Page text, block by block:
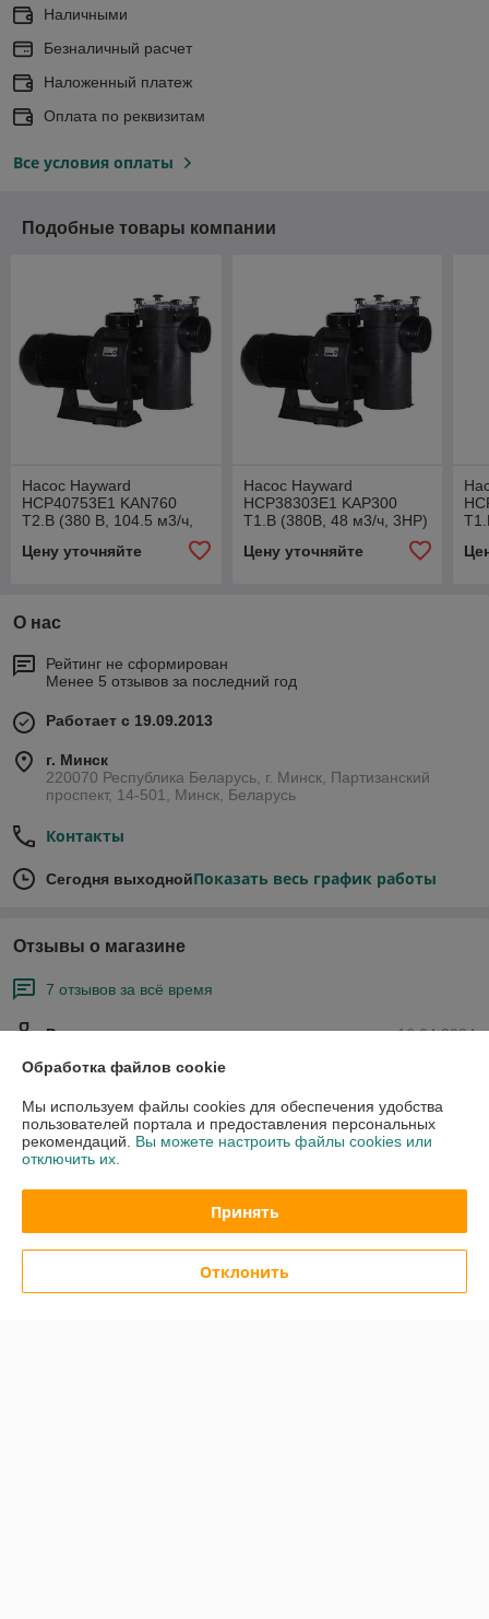
Наличными
Безналичный расчет
Наложенный платеж
Оплата по реквизитам
Все условия оплаты
Подобные товары компании
Насос Hayward
HCP40753E1 KAN760
T2.B (380 В, 104.5 м3/ч,
Цену уточняйте
Насос Hayward
HCP38303E1 KAP300
T1.B (380В, 48 м3/ч, 3HP)
Цену уточняйте
О нас
Рейтинг не сформирован
Менее 5 отзывов за последний год
Работает с 19.09.2013
г. Минск
220070 Республика Беларусь, г. Минск, Партизанский
проспект, 14-501, Минск, Беларусь
Контакты
Сегодня выходнойПоказать весь график работы
Отзывы о магазине
7 отзывов за всё время
16.04.2024
Роман
Очень плохо
16.04.2024
Роман
Сделка подтверждена через корзину
Показать все отзывы
Обработка файлов cookie
Мы используем файлы cookies для обеспечения удобства
пользователей портала и предоставления персональных
рекомендаций. Вы можете настроить файлы cookies или
отключить их.
Принять
Отклонить